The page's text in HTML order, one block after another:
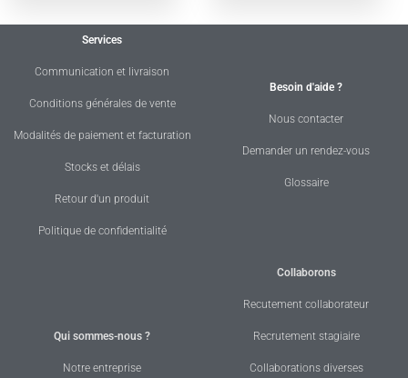
Services
Communication et livraison
Conditions générales de vente
Modalités de paiement et facturation
Stocks et délais
Retour d'un produit
Politique de confidentialité
Besoin d'aide ?
Nous contacter
Demander un rendez-vous
Glossaire
Qui sommes-nous ?
Notre entreprise
Collaborons
Recutement collaborateur
Recrutement stagiaire
Collaborations diverses